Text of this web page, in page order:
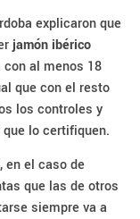
explicaron que
jamón ibérico
al menos 18
que con el resto
los controles y
lo certifiquen.
en el caso de
que las de otros
siempre va a